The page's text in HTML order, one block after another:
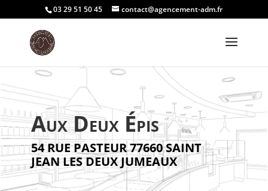
03 29 51 50 45 contact@agencement-adm.fr
Aux Deux Épis
54 RUE PASTEUR 77660 SAINT
JEAN LES DEUX JUMEAUX